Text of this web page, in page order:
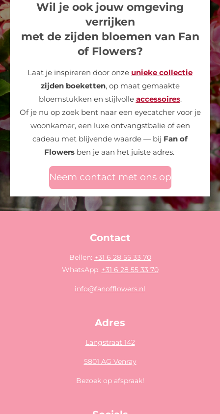
Wil je ook jouw omgeving
verrijken
met de zijden bloemen van Fan
of Flowers?
Laat je inspireren door onze unieke collectie
zijden boeketten, op maat gemaakte
bloemstukken en stijlvolle accessoires.
Of je nu op zoek bent naar een eyecatcher voor je
woonkamer, een luxe ontvangstbalie of een
cadeau met blijvende waarde — bij Fan of
Flowersben je aan het juiste adres.
Neem contact met ons op
Contact
Bellen: +31 6 28 55 33 70
WhatsApp: +31 6 28 55 33 70
info@fanofflowers.nl
Adres
Langstraat 142
5801 AG Venray
Bezoek op afspraak!